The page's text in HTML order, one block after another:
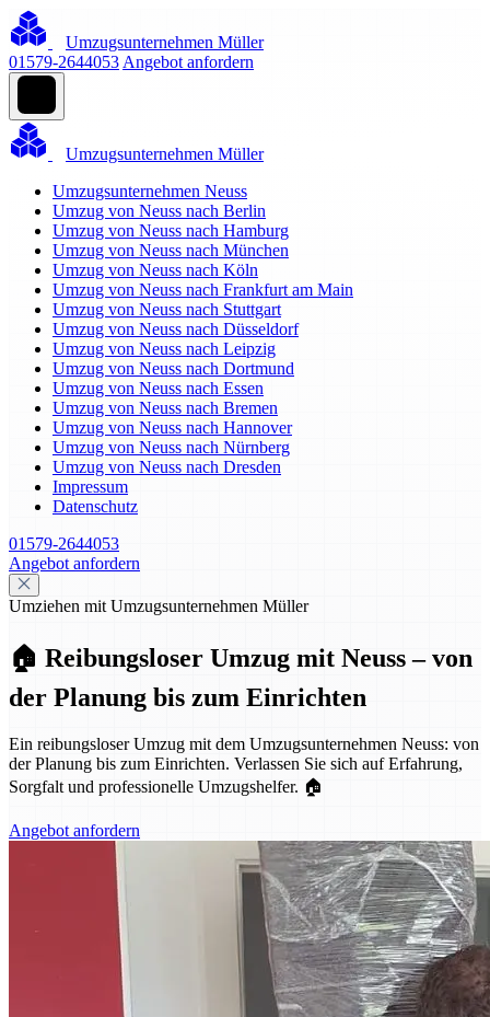
Umzugsunternehmen Müller
01579-2644053 Angebot anfordern
Umzugsunternehmen Müller
Umzugsunternehmen Neuss
Umzug von Neuss nach Berlin
Umzug von Neuss nach Hamburg
Umzug von Neuss nach München
Umzug von Neuss nach Köln
Umzug von Neuss nach Frankfurt am Main
Umzug von Neuss nach Stuttgart
Umzug von Neuss nach Düsseldorf
Umzug von Neuss nach Leipzig
Umzug von Neuss nach Dortmund
Umzug von Neuss nach Essen
Umzug von Neuss nach Bremen
Umzug von Neuss nach Hannover
Umzug von Neuss nach Nürnberg
Umzug von Neuss nach Dresden
Impressum
Datenschutz
01579-2644053
Angebot anfordern
Umziehen mit Umzugsunternehmen Müller
🏠 Reibungsloser Umzug mit Neuss – von
der Planung bis zum Einrichten
Ein reibungsloser Umzug mit dem Umzugsunternehmen Neuss: von
der Planung bis zum Einrichten. Verlassen Sie sich auf Erfahrung,
Sorgfalt und professionelle Umzugshelfer. 🏠
Angebot anfordern